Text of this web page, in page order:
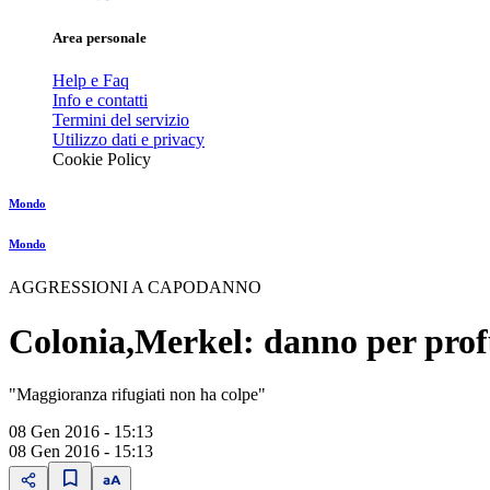
Area personale
Help e Faq
Info e contatti
Termini del servizio
Utilizzo dati e privacy
Cookie Policy
Mondo
Mondo
AGGRESSIONI A CAPODANNO
Colonia,Merkel: danno per
"Maggioranza rifugiati non ha colpe"
08 Gen 2016 - 15:13
08 Gen 2016 - 15:13